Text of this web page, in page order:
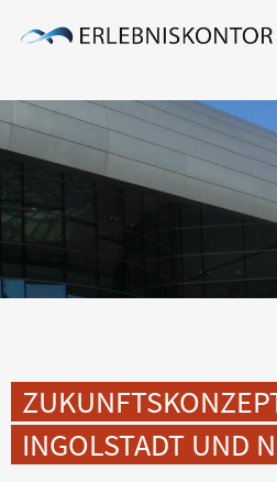
ÜBER
TEAM
INGOLSTADT UND